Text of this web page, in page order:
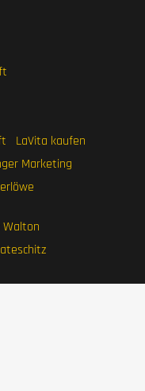
LaVita kaufen
Marketing
Walton